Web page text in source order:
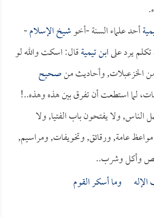
أحد علماء السنة -أخوشيخ الإسلام-
يرد علىابن تيميةقال: اسكت والله لو
وأحاديث منصحيح
لما استطعت أن تفرق بين هذه وهذه..!
ولا يفتحون باب الفتيا, ولا
عامة, ورقائق, وتخويفات, ومراسيم,
وأكل وشرب..
الإله وما أسكر القوم